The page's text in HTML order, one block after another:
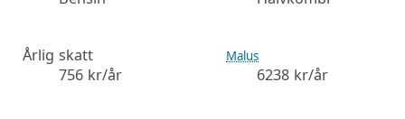
Årlig skatt
756 kr/år
Malus
6238 kr/år